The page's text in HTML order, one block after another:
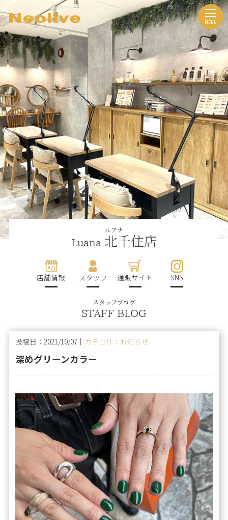
ルアナ
Luana 北千住店
店舗情報 スタッフ 通販サイト SNS
スタッフブログ
STAFF BLOG
投稿日：2021/10/07｜ カテゴリ：お知らせ
深めグリーンカラー